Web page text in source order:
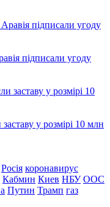
підписали угоду
у розмірі 10 млн
Росія коронавирус
Кабмин Киев НБУ ООС
Путин Трамп газ